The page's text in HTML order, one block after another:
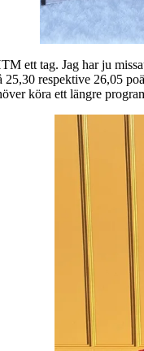
ett tag. Jag har ju
respektive 26,05
köra ett längre